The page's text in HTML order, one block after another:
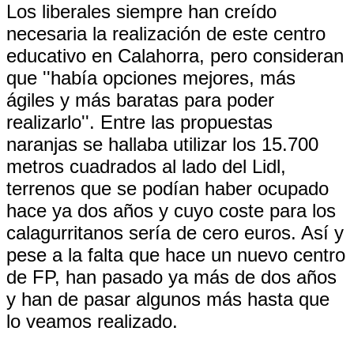
Los liberales siempre han creído
necesaria la realización de este centro
educativo en Calahorra, pero consideran
que ''había opciones mejores, más
ágiles y más baratas para poder
realizarlo''. Entre las propuestas
naranjas se hallaba utilizar los 15.700
metros cuadrados al lado del Lidl,
terrenos que se podían haber ocupado
hace ya dos años y cuyo coste para los
calagurritanos sería de cero euros. Así y
pese a la falta que hace un nuevo centro
de FP, han pasado ya más de dos años
y han de pasar algunos más hasta que
lo veamos realizado.